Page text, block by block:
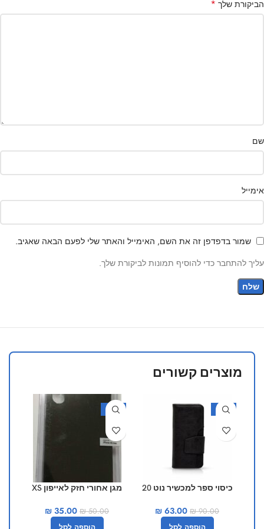
הביקורת שלך *
שם
אימייל
שמור בדפדפן זה את השם, האימייל והאתר שלי לפעם הבאה שאגיב.
עליך להתחבר כדי להוסיף תמונות לביקורת שלך.
מוצרים קשורים
-30%
כיסוי ספר למכשיר נוט 20
₪90.00
₪ 63.00
-30%
מגן אחורי חזק לאייפון XS
₪50.00
₪ 35.00